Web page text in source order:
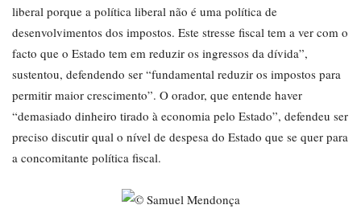
liberal porque a política liberal não é uma política de
desenvolvimentos dos impostos. Este stresse fiscal tem a ver com o
facto que o Estado tem em reduzir os ingressos da dívida”,
sustentou, defendendo ser “fundamental reduzir os impostos para
permitir maior crescimento”. O orador, que entende haver
“demasiado dinheiro tirado à economia pelo Estado”, defendeu ser
preciso discutir qual o nível de despesa do Estado que se quer para
a concomitante política fiscal.